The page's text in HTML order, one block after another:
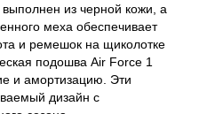
из черной кожи, а
меха обеспечивает
и ремешок на щиколотке
подошва Air Force 1
и амортизацию. Эти
дизайн с